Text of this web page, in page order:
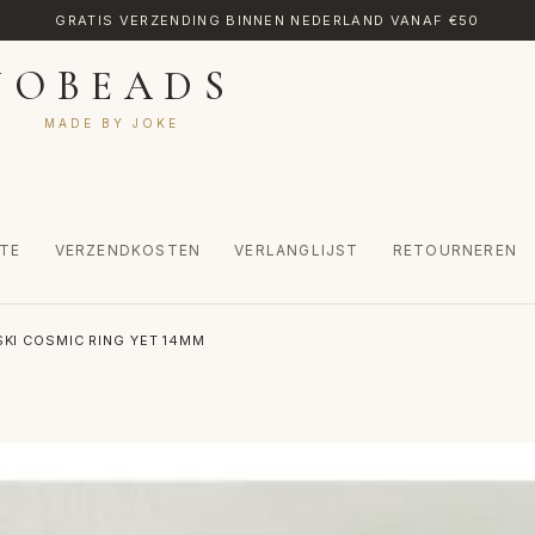
GRATIS VERZENDING BINNEN NEDERLAND VANAF €50
MADE BY JOKE
VERZENDKOSTEN VERLANGLIJST RETOURNEREN
MIJN ACCOUNT RETOURNEREN TRANSLATE VERLANGLIJST
COSMIC RING YET 14MM